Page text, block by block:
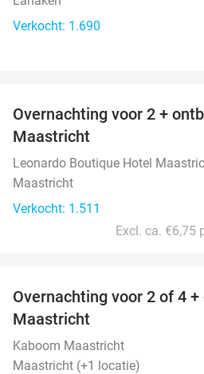
Verkocht: 1.690
Overnachting voor 2 +
Maastricht
Leonardo Boutique Hotel
Maastricht
Verkocht: 1.511
Excl. ca. €6,75
Overnachting voor 2 of 4
Maastricht
Kaboom Maastricht
Maastricht (+1 locatie)